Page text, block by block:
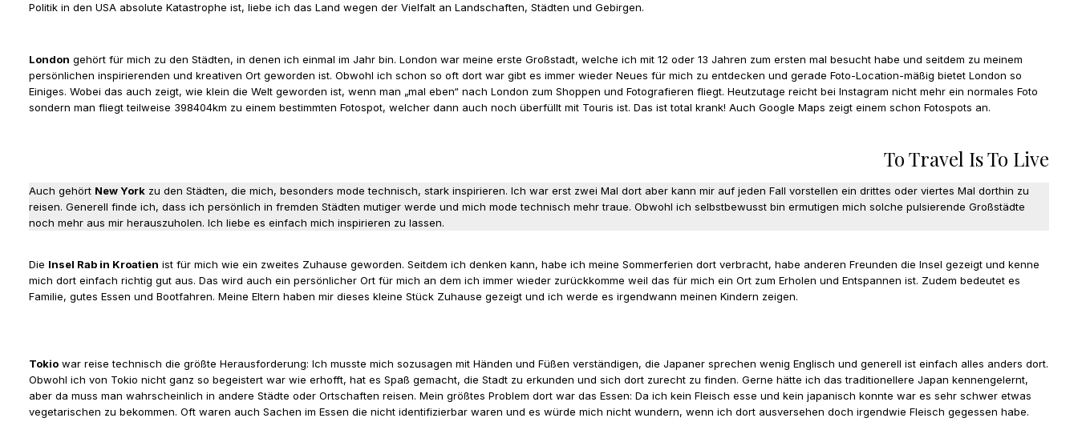
Politik in den USA absolute Katastrophe ist, liebe ich das Land wegen der Vielfalt an Landschaften, Städten und Gebirgen.
London gehört für mich zu den Städten, in denen ich einmal im Jahr bin. London war meine erste Großstadt, welche ich mit 12 oder 13 Jahren zum ersten mal besucht habe und seitdem zu meinem
persönlichen inspirierenden und kreativen Ort geworden ist. Obwohl ich schon so oft dort war gibt es immer wieder Neues für mich zu entdecken und gerade Foto-Location-mäßig bietet London so
Einiges. Wobei das auch zeigt, wie klein die Welt geworden ist, wenn man „mal eben“ nach London zum Shoppen und Fotografieren fliegt. Heutzutage reicht bei Instagram nicht mehr ein normales Foto
sondern man fliegt teilweise 398404km zu einem bestimmten Fotospot, welcher dann auch noch überfüllt mit Touris ist. Das ist total krank! Auch Google Maps zeigt einem schon Fotospots an.
To Travel Is To Live
Auch gehört New York zu den Städten, die mich, besonders mode technisch, stark inspirieren. Ich war erst zwei Mal dort aber kann mir auf jeden Fall vorstellen ein drittes oder viertes Mal dorthin zu
reisen. Generell finde ich, dass ich persönlich in fremden Städten mutiger werde und mich mode technisch mehr traue. Obwohl ich selbstbewusst bin ermutigen mich solche pulsierende Großstädte
noch mehr aus mir herauszuholen. Ich liebe es einfach mich inspirieren zu lassen.
Die Insel Rab in Kroatien ist für mich wie ein zweites Zuhause geworden. Seitdem ich denken kann, habe ich meine Sommerferien dort verbracht, habe anderen Freunden die Insel gezeigt und kenne
mich dort einfach richtig gut aus. Das wird auch ein persönlicher Ort für mich an dem ich immer wieder zurückkomme weil das für mich ein Ort zum Erholen und Entspannen ist. Zudem bedeutet es
Familie, gutes Essen und Bootfahren. Meine Eltern haben mir dieses kleine Stück Zuhause gezeigt und ich werde es irgendwann meinen Kindern zeigen.
Tokio war reise technisch die größte Herausforderung: Ich musste mich sozusagen mit Händen und Füßen verständigen, die Japaner sprechen wenig Englisch und generell ist einfach alles anders dort.
Obwohl ich von Tokio nicht ganz so begeistert war wie erhofft, hat es Spaß gemacht, die Stadt zu erkunden und sich dort zurecht zu finden. Gerne hätte ich das traditionellere Japan kennengelernt,
aber da muss man wahrscheinlich in andere Städte oder Ortschaften reisen. Mein größtes Problem dort war das Essen: Da ich kein Fleisch esse und kein japanisch konnte war es sehr schwer etwas
vegetarischen zu bekommen. Oft waren auch Sachen im Essen die nicht identifizierbar waren und es würde mich nicht wundern, wenn ich dort ausversehen doch irgendwie Fleisch gegessen habe.